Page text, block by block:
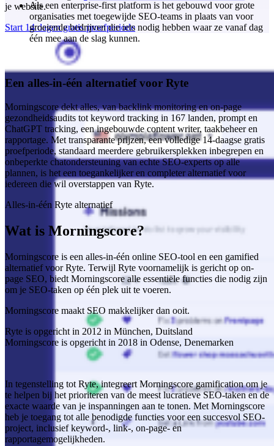
je website.
Start 14 dagen gratis proefperiode
Als een enterprise-first platform is het gebouwd voor grote
organisaties met toegewijde SEO-teams in plaats van voor
groeiende bedrijven die iets nodig hebben waar ze vanaf dag
één mee aan de slag kunnen.
Een alles-in-één alternatief voor Ryte
Morningscore dekt alles, van backlink monitoring en on-page
gezondheidsaudits tot keyword tracking in 167 landen, prompt en
ChatGPT tracking, een ingebouwde content writer, taakbeheer en
rapportage. Met transparante prijzen, een volledige 14-daagse gratis
proefperiode, standaard meerdere gebruikersplekken inbegrepen en
onbeperkte chatondersteuning van echte SEO-experts op alle
plannen, is het een toegankelijker en completer alternatief voor
iedereen die wil overstappen van Ryte.
Alles-in-één Ryte alternatief
Wat is Morningscore?
Morningscore is een alles-in-één online SEO-tool en een gamified
alternatief voor Ryte. Terwijl Ryte voornamelijk is gericht op on-
page SEO, biedt Morningscore alle essentiële functies die nodig zijn
om je SEO-taken op één plek uit te voeren.
Morningscore maakt SEO makkelijker dan ooit.
Ryte is opgericht in 2012 in München, Duitsland
Morningscore is opgericht in 2018 in Odense, Denemarken
In tegenstelling tot Ryte, integreert Morningscore gamification om je
te helpen bij het prioriteren van de meest lucratieve SEO-taken en de
exacte waarde van je inspanningen aan te tonen. Met Morningscore
heb je toegang tot alle benodigde functies voor een succesvol SEO-
project, inclusief keyword-, link-, on-page- en
rapportagemogelijkheden.